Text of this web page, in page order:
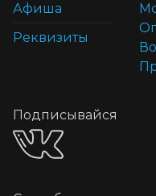
Афиша
Реквизиты
Подписывайся